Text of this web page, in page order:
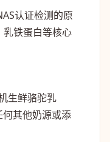
认证检测的原
铁蛋白等核心
生鲜骆驼乳
何其他奶源或添